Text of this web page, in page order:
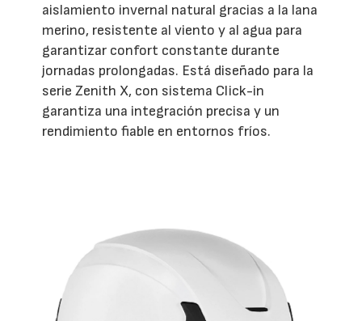
aislamiento invernal natural gracias a la lana
merino, resistente al viento y al agua para
garantizar confort constante durante
jornadas prolongadas. Está diseñado para la
serie Zenith X, con sistema Click-in
garantiza una integración precisa y un
rendimiento fiable en entornos fríos.